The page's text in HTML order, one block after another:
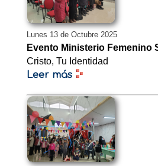
Lunes 13 de Octubre 2025
Evento Ministerio Femenino
Cristo, Tu Identidad
Leer más